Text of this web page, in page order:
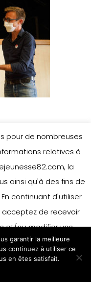
pour de nombreuses
relatives à
la
ainsi qu'à des fins de
continuant d'utiliser
acceptez de recevoir
et/ou modifier vos
merci de vous référer
Accepter
garantir la meilleure
continuez à utiliser ce
en êtes satisfait.